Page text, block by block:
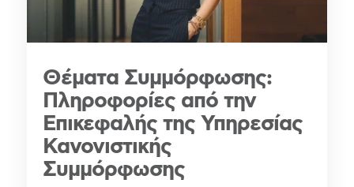
Θέματα Συμμόρφωσης:
Πληροφορίες από την
Επικεφαλής της Υπηρεσίας
Κανονιστικής
Συμμόρφωσης